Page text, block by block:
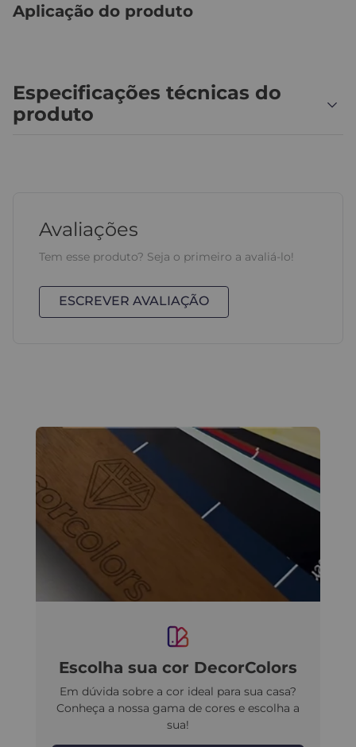
Aplicação do produto
Especificações técnicas do
produto
Avaliações
Tem esse produto? Seja o primeiro a avaliá-lo!
ESCREVER AVALIAÇÃO
Escolha sua cor DecorColors
Em dúvida sobre a cor ideal para sua casa?
Conheça a nossa gama de cores e escolha a
sua!